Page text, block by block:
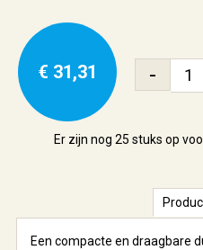
€ 31,31 -
Er zijn nog 25 stuks op
Een compacte en draagbare